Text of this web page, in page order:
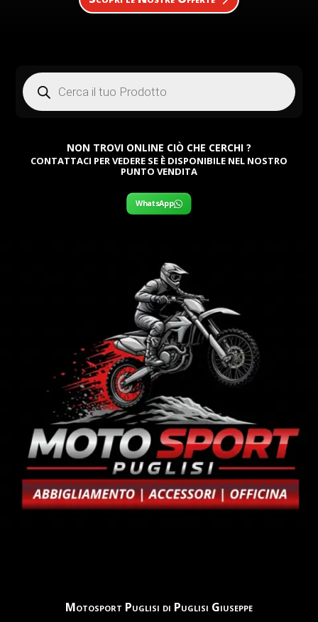
Products
search
NON TROVI ONLINE CIÒ CHE CERCHI ?
CONTATTACI PER VEDERE SE È DISPONIBILE NEL NOSTRO
PUNTO VENDITA
WhatsApp
Motosport Puglisi di Puglisi Giuseppe